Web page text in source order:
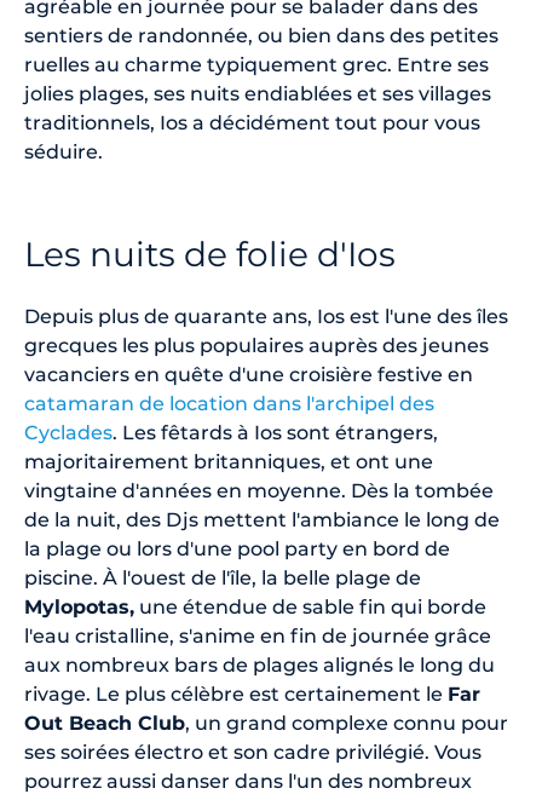
agréable en journée pour se balader dans des
sentiers de randonnée, ou bien dans des petites
ruelles au charme typiquement grec. Entre ses
jolies plages, ses nuits endiablées et ses villages
traditionnels, Ios a décidément tout pour vous
séduire.
Les nuits de folie d'Ios
Depuis plus de quarante ans, Ios est l'une des îles
grecques les plus populaires auprès des jeunes
vacanciers en quête d'une croisière festive en
catamaran de location dans l'archipel des
Cyclades. Les fêtards à Ios sont étrangers,
majoritairement britanniques, et ont une
vingtaine d'années en moyenne. Dès la tombée
de la nuit, des Djs mettent l'ambiance le long de
la plage ou lors d'une pool party en bord de
piscine. À l'ouest de l'île, la belle plage de
Mylopotas, une étendue de sable fin qui borde
l'eau cristalline, s'anime en fin de journée grâce
aux nombreux bars de plages alignés le long du
rivage. Le plus célèbre est certainement le Far
Out Beach Club, un grand complexe connu pour
ses soirées électro et son cadre privilégié. Vous
pourrez aussi danser dans l'un des nombreux